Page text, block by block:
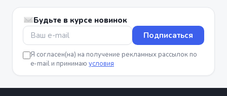
Будьте в курсе новинок
Подписаться
Я согласен(на) на получение рекламных рассылок по
e-mail и принимаю условия